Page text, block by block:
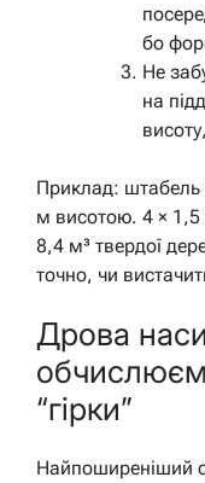
бо
Не
на
Приклад:
м висотою. 4 × 1,5
8,4 м³ твердої
точно, чи
Дрова
“гірки”
Найпоширеніший